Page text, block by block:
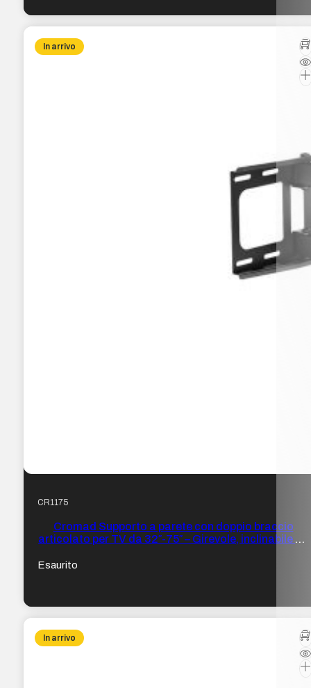
In arrivo
CR1175
Cromad Supporto a parete con doppio braccio
articolato per TV da 32″-75″ – Girevole, inclinabile ed
Esaurito
In arrivo